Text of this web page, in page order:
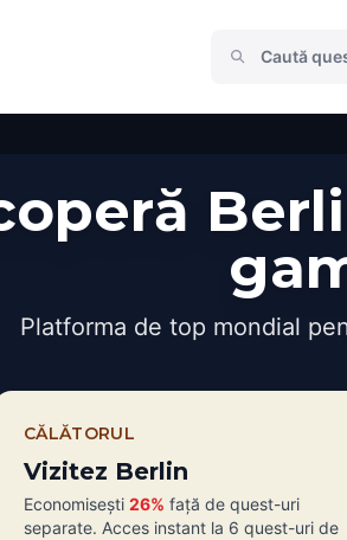
Platforma de top mondial
CĂLĂTORUL
Vizitez Berlin
Economisești 26% față de quest-uri
separate. Acces instant la 6 quest-uri de